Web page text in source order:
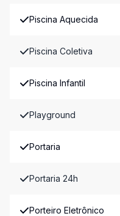
Piscina Aquecida
Piscina Coletiva
Piscina Infantil
Playground
Portaria
Portaria 24h
Porteiro Eletrônico